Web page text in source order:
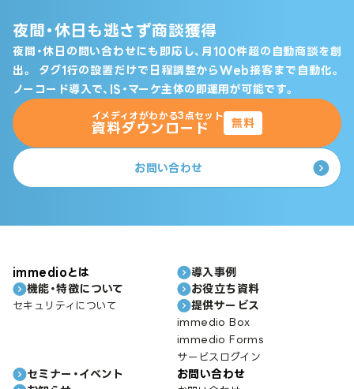
夜間・休日も逃さず商談獲得
夜間・休日の問い合わせにも即応し、月100件超の自動商談を創
出。
タグ1行の設置だけで日程調整からWeb接客まで自動化。
ノーコード導入で、IS・マーケ主体の即運用が可能です。
イメディオがわかる3点セット
資料ダウンロード 無料
お問い合わせ
immedioとは
機能・特徴について
セキュリティについて
導入事例
お役立ち資料
提供サービス
immedio Box
immedio Forms
サービスログイン
セミナー・イベント
お問い合わせ